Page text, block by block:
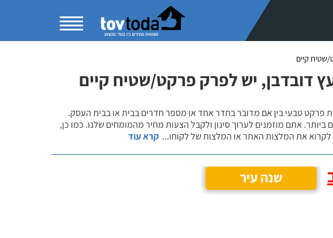
שטיח קיים
דובדבן, יש לפרק פרקט/שטיח קיים
פרקט טבעי בין אם מדובר בחדר אחד או מספר חדרים בבית או בבית העסק.
אתם מוזמנים לערוך סינון ולקבל הצעות מחיר מהמומחים שלנו. כמו כן,
את המלצות האתר או המלצות של לקוחו... קרא עוד
שנה עיר